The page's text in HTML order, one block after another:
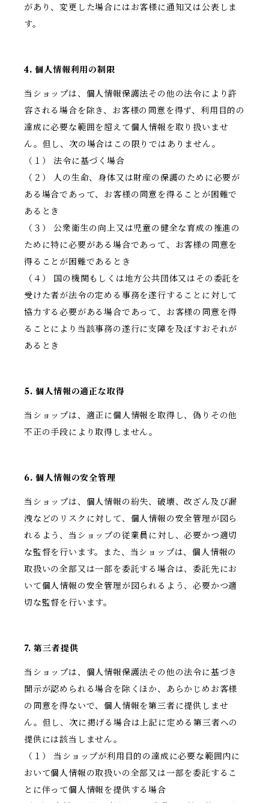
があり、変更した場合にはお客様に通知又は公表しま
す。
4. 個人情報利用の制限
当ショップは、個人情報保護法その他の法令により許
容される場合を除き、お客様の同意を得ず、利用目的の
達成に必要な範囲を超えて個人情報を取り扱いませ
ん。但し、次の場合はこの限りではありません。
（１） 法令に基づく場合
（２） 人の生命、身体又は財産の保護のために必要が
ある場合であって、お客様の同意を得ることが困難で
あるとき
（３） 公衆衛生の向上又は児童の健全な育成の推進の
ために特に必要がある場合であって、お客様の同意を
得ることが困難であるとき
（４） 国の機関もしくは地方公共団体又はその委託を
受けた者が法令の定める事務を遂行することに対して
協力する必要がある場合であって、お客様の同意を得
ることにより当該事務の遂行に支障を及ぼすおそれが
あるとき
5. 個人情報の適正な取得
当ショップは、適正に個人情報を取得し、偽りその他
不正の手段により取得しません。
6. 個人情報の安全管理
当ショップは、個人情報の紛失、破壊、改ざん及び漏
洩などのリスクに対して、個人情報の安全管理が図ら
れるよう、当ショップの従業員に対し、必要かつ適切
な監督を行います。また、当ショップは、個人情報の
取扱いの全部又は一部を委託する場合は、委託先にお
いて個人情報の安全管理が図られるよう、必要かつ適
切な監督を行います。
7. 第三者提供
当ショップは、個人情報保護法その他の法令に基づき
開示が認められる場合を除くほか、あらかじめお客様
の同意を得ないで、個人情報を第三者に提供しませ
ん。但し、次に掲げる場合は上記に定める第三者への
提供には該当しません。
（１） 当ショップが利用目的の達成に必要な範囲内に
おいて個人情報の取扱いの全部又は一部を委託するこ
とに伴って個人情報を提供する場合